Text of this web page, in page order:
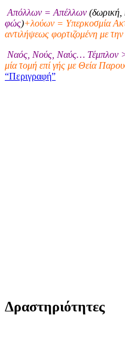
Απόλλων = Απέλλων (δωρική,
φώς)+λούων = Υπερκοσμία
αντιλήψεως φορτιζομένη με
Ναός, Νούς, Ναύς… Τέμπλον
μία τομή επί γής με Θεία
“Περιγραφή”
Δραστηριότητες